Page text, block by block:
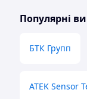
Популярні
БТК Групп
ATEK Sensor